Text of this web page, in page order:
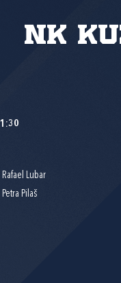
NK
Rafael Lubar
Petra Pilaš